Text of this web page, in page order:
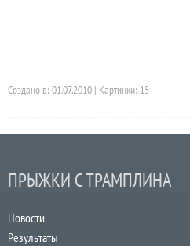
Создано в: 01.07.2010 | Картинки: 15
ПРЫЖКИ С ТРАМПЛИНА
Новости
Результаты